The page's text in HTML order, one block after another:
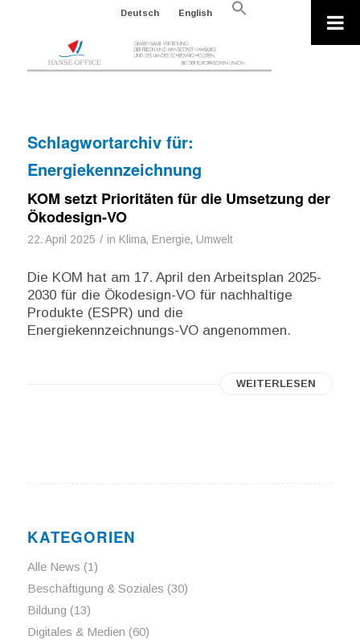
Deutsch English
Search
Schlagwortarchiv für:
Energiekennzeichnung
KOM setzt Prioritäten für die Umsetzung der
Ökodesign-VO
22. April 2025 / in Klima, Energie, Umwelt
Die KOM hat am 17. April den Arbeitsplan 2025-
2030 für die Ökodesign-VO für nachhaltige
Produkte (ESPR) und die
Energiekennzeichnungs-VO angenommen.
WEITERLESEN
KATEGORIEN
Alle News (1)
Beschäftigung & Soziales (30)
Bildung (13)
Digitales & Medien (60)